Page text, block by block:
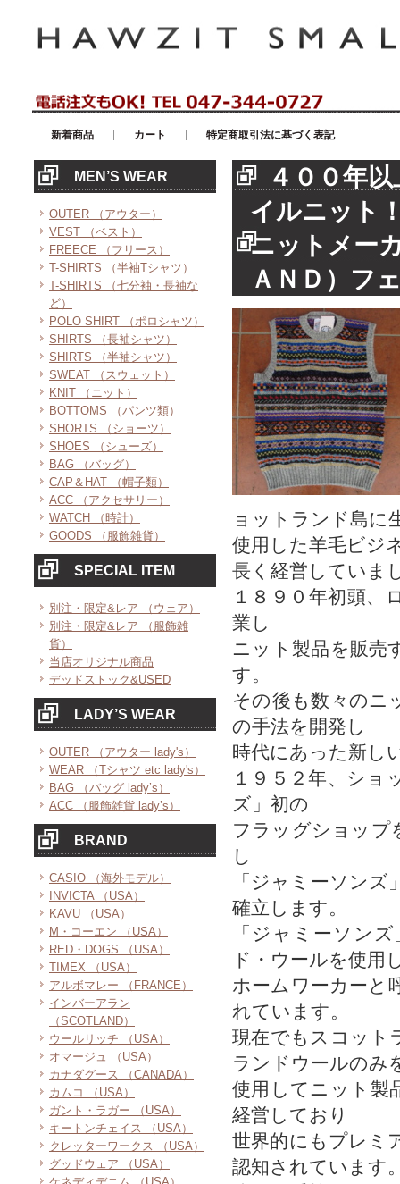
新着商品 カート 特定商取引法に基づく表記
MEN’S WEAR
OUTER （アウター）
VEST （ベスト）
FREECE （フリース）
T-SHIRTS （半袖Tシャツ）
T-SHIRTS （七分袖・長袖な
ど）
POLO SHIRT （ポロシャツ）
SHIRTS （長袖シャツ）
SHIRTS （半袖シャツ）
SWEAT （スウェット）
KNIT （ニット）
BOTTOMS （パンツ類）
SHORTS （ショーツ）
SHOES （シューズ）
BAG （バッグ）
CAP＆HAT （帽子類）
ACC （アクセサリー）
WATCH （時計）
GOODS （服飾雑貨）
SPECIAL ITEM
別注・限定&レア （ウェア）
別注・限定&レア （服飾雑
貨）
当店オリジナル商品
デッドストック&USED
LADY’S WEAR
OUTER （アウター lady's）
WEAR （Tシャツ etc lady's）
BAG （バッグ lady’s）
ACC （服飾雑貨 lady’s）
BRAND
CASIO （海外モデル）
INVICTA （USA）
KAVU （USA）
M・コーエン （USA）
RED・DOGS （USA）
TIMEX （USA）
アルボマレー （FRANCE）
インバーアラン
（SCOTLAND）
ウールリッチ （USA）
オマージュ （USA）
カナダグース （CANADA）
カムコ （USA）
ガント・ラガー （USA）
キートンチェイス （USA）
クレッターワークス （USA）
グッドウェア （USA）
４００年
イルニット
ニットメー
ＡＮＤ）フ
ョットランド島に
使用した羊毛ビジ
長く経営していま
１８９０年初頭、
業し
ニット製品を販売
す。
その後も数々のニ
の手法を開発し
時代にあった新し
１９５２年、ショ
ズ」初の
フラッグショップ
し
「ジャミーソン
確立します。
「ジャミーソン
ド・ウールを使用
ホームワーカーと
れています。
現在でもスコット
ランドウールのみ
使用してニット製
経営しており
世界的にもプレミ
認知されています